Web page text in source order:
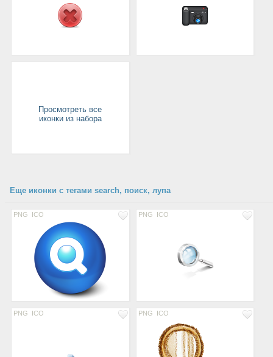
Просмотреть все
иконки из набора
Еще иконки с тегами search, поиск, лупа
PNG ICO PNG ICO
PNG ICO PNG ICO